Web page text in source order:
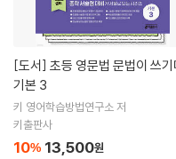
[도서]
기본 3
키 영어학습방법연구소 저
키출판사
10% 13,500원